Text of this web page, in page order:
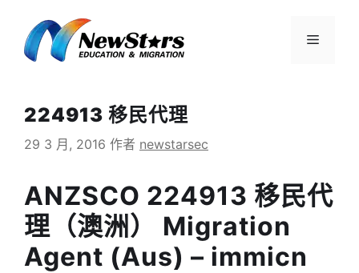
菜
224913 移民代理
29 3 月, 2016 作者 newstarsec
ANZSCO 224913 移民代
理（澳洲） Migration
Agent (Aus) – immicn